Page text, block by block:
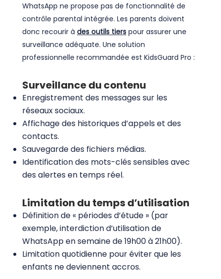
WhatsApp ne propose pas de fonctionnalité de
contrôle parental intégrée. Les parents doivent
donc recourir à des outils tiers pour assurer une
surveillance adéquate. Une solution
professionnelle recommandée est KidsGuard Pro :
Surveillance du contenu
Enregistrement des messages sur les
réseaux sociaux.
Affichage des historiques d’appels et des
contacts.
Sauvegarde des fichiers médias.
Identification des mots-clés sensibles avec
des alertes en temps réel.
Limitation du temps d’utilisation
Définition de « périodes d’étude » (par
exemple, interdiction d’utilisation de
WhatsApp en semaine de 19h00 à 21h00).
Limitation quotidienne pour éviter que les
enfants ne deviennent accros.